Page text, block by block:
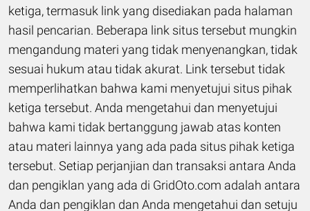
ketiga, termasuk link yang disediakan pada halaman
hasil pencarian. Beberapa link situs tersebut mungkin
mengandung materi yang tidak menyenangkan, tidak
sesuai hukum atau tidak akurat. Link tersebut tidak
memperlihatkan bahwa kami menyetujui situs pihak
ketiga tersebut. Anda mengetahui dan menyetujui
bahwa kami tidak bertanggung jawab atas konten
atau materi lainnya yang ada pada situs pihak ketiga
tersebut. Setiap perjanjian dan transaksi antara Anda
dan pengiklan yang ada di GridOto.com adalah antara
Anda dan pengiklan dan Anda mengetahui dan setuju